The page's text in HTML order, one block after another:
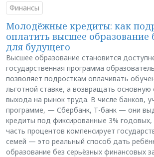
Финансы
Молодёжные кредиты: как
оплатить высшее образование
для будущего
Высшее образование становится
государственная программа
позволяет подросткам оплачивать
льготной ставке, а возвращать
выхода на рынок труда. В числе банков,
программе, — Сбербанк, Т-банк — они
кредиты под фиксированные 3% годовых,
часть процентов компенсирует
семей — это реальный способ дать
образование без серьёзных финансовых